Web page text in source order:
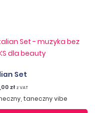
Set
zł z VAT
taneczny vibe